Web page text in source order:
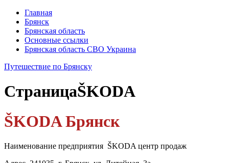
Главная
Брянск
Брянская область
Основные ссылки
Брянская область СВО Украина
Путешествие по Брянску
СтраницаŠKODA
ŠKODA Брянск
Наименование предприятия ŠKODA центр продаж